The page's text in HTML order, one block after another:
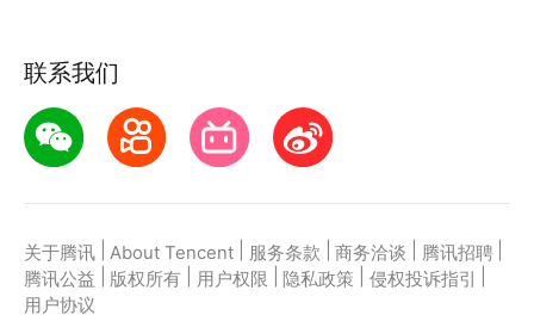
联系我们
关于腾讯 About Tencent 服务条款 商务洽谈 腾讯招聘
腾讯公益
版权所有 用户权限 隐私政策 侵权投诉指引
用户协议